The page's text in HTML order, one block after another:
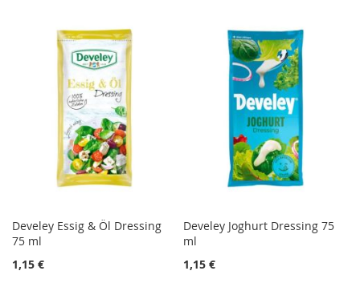
COMPARATEUR
COMPARATEUR
Develey Essig & Öl Dressing
75 ml
1,15 €
Develey Joghurt Dressing 75
ml
1,15 €